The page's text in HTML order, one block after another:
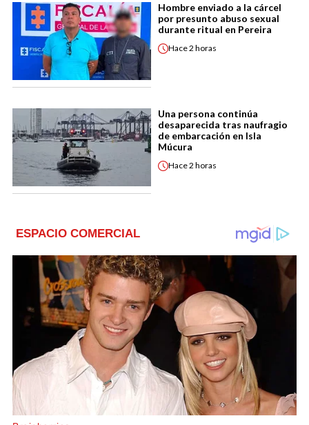
Hombre enviado a la cárcel
por presunto abuso sexual
durante ritual en Pereira
Hace2 horas
Una persona continúa
desaparecida tras naufragio
de embarcación en Isla
Múcura
Hace2 horas